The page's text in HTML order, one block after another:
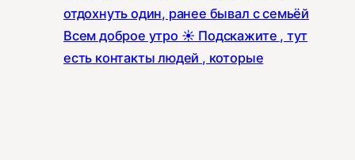
отдохнуть один, ранее бывал с семьёй
Всем доброе утро ☀️ Подскажите , тут
есть контакты людей , которые